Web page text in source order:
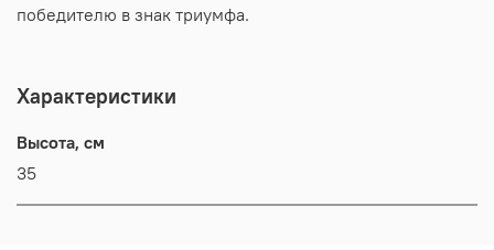
победителю в знак триумфа.
Характеристики
Высота, см
35